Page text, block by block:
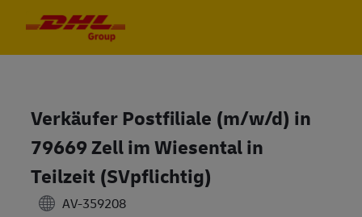
Verkäufer Postfiliale (m/w/d) in
79669 Zell im Wiesental in
Teilzeit (SVpflichtig)
AV-359208